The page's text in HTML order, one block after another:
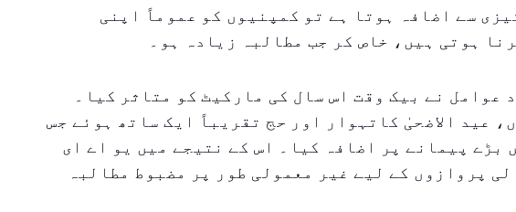
سے اضافہ ہوتا ہے تو کمپنیوں کو عموماً اپنی
ہوتی ہیں، خاص کر جب مطالبہ زیادہ ہو۔
عوامل نے بیک وقت اس سال کی مارکیٹ کو متاثر کیا۔
عید الاضحیٰ کاتہوار اور حج تقریباً ایک ساتھ ہوئے جس
بڑے پیمانے پر اضافہ کیا۔ اس کے نتیجے میں یو اے ای
پروازوں کے لیے غیر معمولی طور پر مضبوط مطالبہ